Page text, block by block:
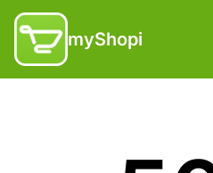
myShopi